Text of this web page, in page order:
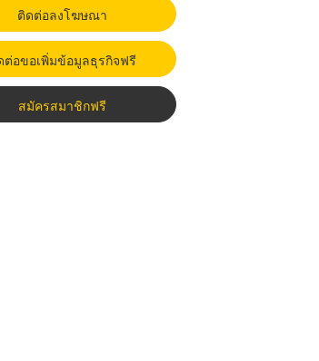
ติดต่อลงโฆษณา
ต่อขอเพิ่มข้อมูลธุรกิจฟรี
สมัครสมาชิกฟรี